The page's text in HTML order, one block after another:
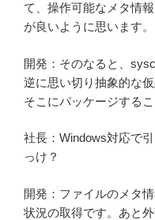
て、操作可能なメタ情
が良いように思います。
開発：そのなると、
逆に思い切り抽象的な
そこにパッケージするこ
社長：Windows対応で
っけ？
開発：ファイルのメタ
状況の取得です。あと